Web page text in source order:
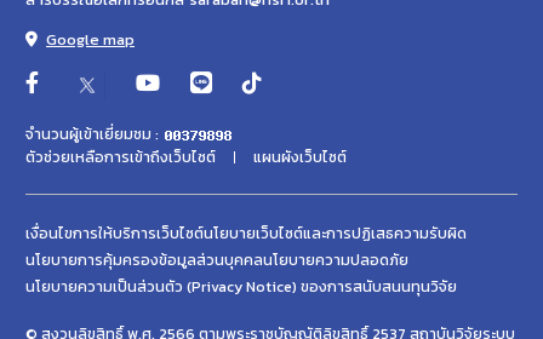
Google map
จำนวนผู้เข้าเยี่ยมชม :
ตัวช่วยเหลือการเข้าถึงเว็บไซต์
แผนผังเว็บไซต์
เงื่อนไขการให้บริการเว็บไซต์นโยบายเว็บไซต์และการปฏิเสธความรับผิด
นโยบายการคุ้มครองข้อมูลส่วนบุคคลนโยบายความปลอดภัย
นโยบายความเป็นส่วนตัว (Privacy Notice) ของการสนับสนนทุนวิจัย
© สงวนลิขสิทธิ์ พ.ศ. 2566 ตามพระราชบัญญัติลิขสิทธิ์ 2537 สถาบันวิจัยระบบ